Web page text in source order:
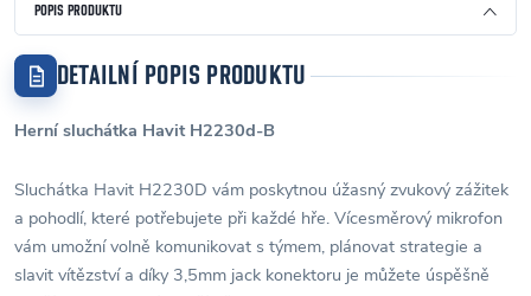
POPIS PRODUKTU
DETAILNÍ POPIS PRODUKTU
Herní sluchátka Havit H2230d-B
Sluchátka Havit H2230D vám poskytnou úžasný zvukový zážitek
a pohodlí, které potřebujete při každé hře. Vícesměrový mikrofon
vám umožní volně komunikovat s týmem, plánovat strategie a
slavit vítězství a díky 3,5mm jack konektoru je můžete úspěšně